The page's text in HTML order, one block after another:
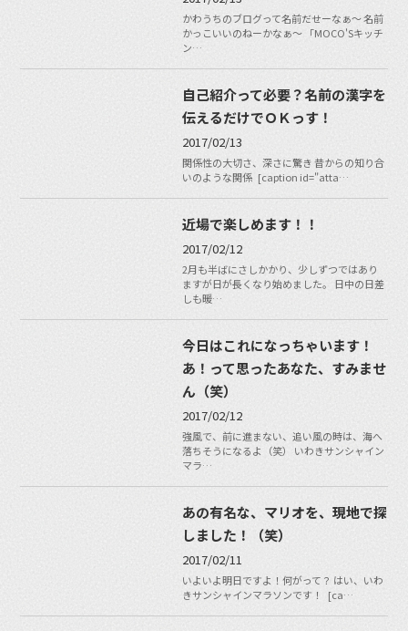
かわうちのブログって名前だせーなぁ～ 名前
かっこいいのねーかなぁ～ 「MOCO'Sキッチ
ン…
自己紹介って必要？名前の漢字を
伝えるだけでＯＫっす！
2017/02/13
関係性の大切さ、深さに驚き 昔からの知り合
いのような関係 [caption id="atta…
近場で楽しめます！！
2017/02/12
2月も半ばにさしかかり、少しずつではあり
ますが日が長くなり始めました。 日中の日差
しも暖…
今日はこれになっちゃいます！
あ！って思ったあなた、すみませ
ん（笑）
2017/02/12
強風で、前に進まない、追い風の時は、海へ
落ちそうになるよ（笑） いわきサンシャイン
マラ…
あの有名な、マリオを、現地で探
しました！（笑）
2017/02/11
いよいよ明日ですよ！何がって？ はい、いわ
きサンシャインマラソンです！ [ca…